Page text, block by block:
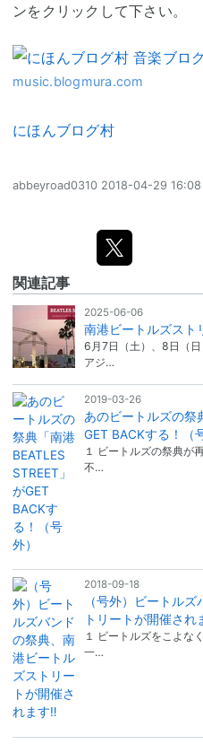
ンをクリックして下さい。
music.blogmura.com
にほんブログ村
abbeyroad0310 2018-04-29 16:08
関連記事
2025-06-06
南港ビートルズスト
6月7日（土）、8日（
アジ…
2019-03-26
あのビートルズの祭
GET BACKする！（
１ ビートルズの祭典が
不…
2018-09-18
（号外）ビートル
トリートが開催され
１ ビートルズをこよな
一…